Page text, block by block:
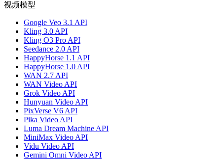
视频模型
Google Veo 3.1 API
Kling 3.0 API
Kling O3 Pro API
Seedance 2.0 API
HappyHorse 1.1 API
HappyHorse 1.0 API
WAN 2.7 API
WAN Video API
Grok Video API
Hunyuan Video API
PixVerse V6 API
Pika Video API
Luma Dream Machine API
MiniMax Video API
Vidu Video API
Gemini Omni Video API